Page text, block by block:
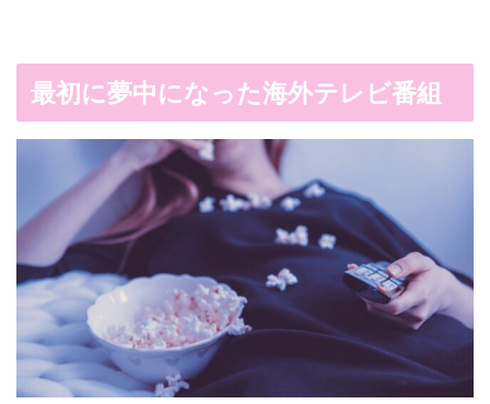
最初に夢中になった海外テレビ番組